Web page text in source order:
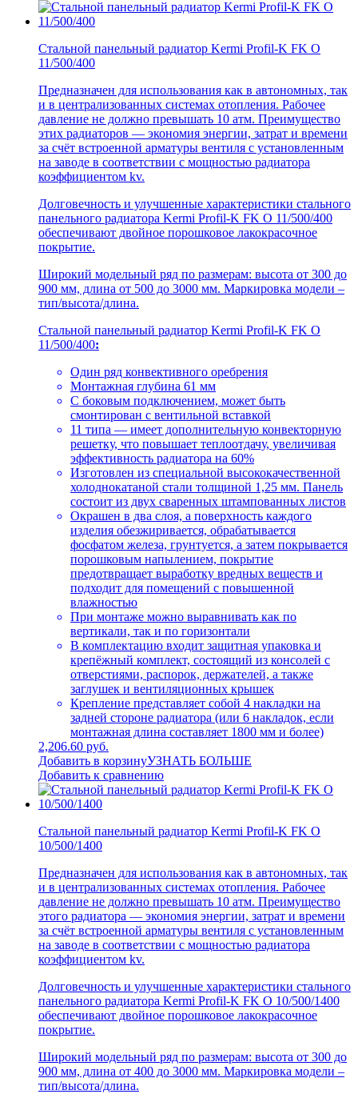
Стальной панельный радиатор Kermi Profil-K FK O
11/500/400
Предназначен для использования как в автономных, так
и в централизованных системах отопления. Рабочее
давление не должно превышать 10 атм. Преимущество
этих радиаторов — экономия энергии, затрат и времени
за счёт встроенной арматуры вентиля с установленным
на заводе в соответствии с мощностью радиатора
коэффициентом kv.
Долговечность и улучшенные характеристики стального
панельного радиатора Kermi Profil-K FK O 11/500/400
обеспечивают двойное порошковое лакокрасочное
покрытие.
Широкий модельный ряд по размерам: высота от 300 до
900 мм, длина от 500 до 3000 мм. Маркировка модели –
тип/высота/длина.
Стальной панельный радиатор Kermi Profil-K FK O
11/500/400:
Один ряд конвективного оребрения
Монтажная глубина 61 мм
С боковым подключением, может быть
смонтирован с вентильной вставкой
11 типа — имеет дополнительную конвекторную
решетку, что повышает теплоотдачу, увеличивая
эффективность радиатора на 60%
Изготовлен из специальной высококачественной
холоднокатаной стали толщиной 1,25 мм. Панель
состоит из двух сваренных штампованных листов
Окрашен в два слоя, а поверхность каждого
изделия обезжиривается, обрабатывается
фосфатом железа, грунтуется, а затем покрывается
порошковым напылением, покрытие
предотвращает выработку вредных веществ и
подходит для помещений с повышенной
влажностью
При монтаже можно выравнивать как по
вертикали, так и по горизонтали
В комплектацию входит защитная упаковка и
крепёжный комплект, состоящий из консолей с
отверстиями, распорок, держателей, а также
заглушек и вентиляционных крышек
Крепление представляет собой 4 накладки на
задней стороне радиатора (или 6 накладок, если
монтажная длина составляет 1800 мм и более)
2,206.60 руб.
Добавить в корзинуУЗНАТЬ БОЛЬШЕ
Добавить к сравнению
Стальной панельный радиатор Kermi Profil-K FK O
10/500/1400
Предназначен для использования как в автономных, так
и в централизованных системах отопления. Рабочее
давление не должно превышать 10 атм. Преимущество
этого радиатора — экономия энергии, затрат и времени
за счёт встроенной арматуры вентиля с установленным
на заводе в соответствии с мощностью радиатора
коэффициентом kv.
Долговечность и улучшенные характеристики стального
панельного радиатора Kermi Profil-K FK O 10/500/1400
обеспечивают двойное порошковое лакокрасочное
покрытие.
Широкий модельный ряд по размерам: высота от 300 до
900 мм, длина от 400 до 3000 мм. Маркировка модели –
тип/высота/длина.